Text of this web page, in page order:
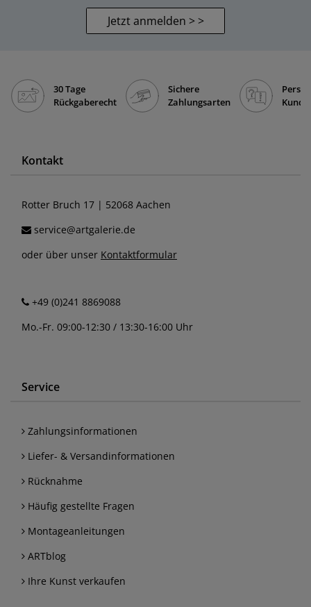
Jetzt anmelden > >
30 Tage
Rückgaberecht
Sichere
Zahlungsarten
Kontakt
Rotter Bruch 17 | 52068 Aachen
service@artgalerie.de
oder über unser Kontaktformular
+49 (0)241 8869088
Mo.-Fr. 09:00-12:30 / 13:30-16:00 Uhr
Service
Zahlungsinformationen
Liefer- & Versandinformationen
Rücknahme
Häufig gestellte Fragen
Montageanleitungen
ARTblog
Ihre Kunst verkaufen